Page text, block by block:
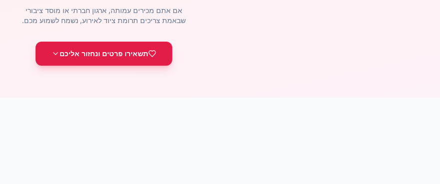
שבאמת צריכים תרומת ציוד לאירוע, נשמח לשמוע מכם.
תשאירו פרטים ונחזור אליכם